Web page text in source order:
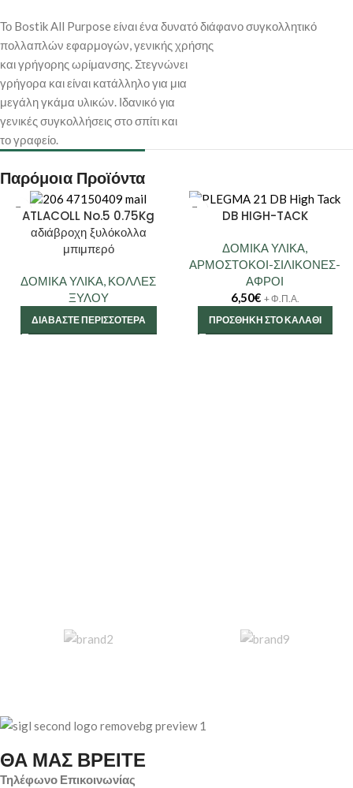
Το Bostik All Purpose είναι ένα δυνατό διάφανο συγκολλητικό
πολλαπλών εφαρμογών, γενικής χρήσης
και γρήγορης ωρίμανσης. Στεγνώνει
γρήγορα και είναι κατάλληλο για μια
μεγάλη γκάμα υλικών. Ιδανικό για
γενικές συγκολλήσεις στο σπίτι και
το γραφείο.
Παρόμοια Προϊόντα
ATLACOLL No.5 0.75Kg
αδιάβροχη ξυλόκολλα
μπιμπερό
ΔΟΜΙΚΑ ΥΛΙΚΑ, ΚΟΛΛΕΣ
ΞΥΛΟΥ
ΔΙΑΒΆΣΤΕ ΠΕΡΙΣΣΌΤΕΡΑ
DB HIGH-TACK
ΔΟΜΙΚΑ ΥΛΙΚΑ,
ΑΡΜΟΣΤΟΚΟΙ-ΣΙΛΙΚΟΝΕΣ-
ΑΦΡΟΙ
6,50€ + Φ.Π.Α.
ΠΡΟΣΘΉΚΗ ΣΤΟ ΚΑΛΆΘΙ
ΘΑ ΜΑΣ ΒΡΕΙΤΕ
Τηλέφωνο Επικοινωνίας